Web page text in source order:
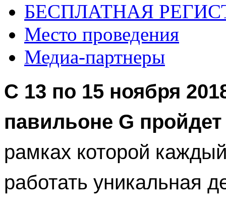
БЕСПЛАТНАЯ
Место проведения
Медиа-партнеры
С 13 по 15 ноября
павильоне G
рамках которой
работать уникальная